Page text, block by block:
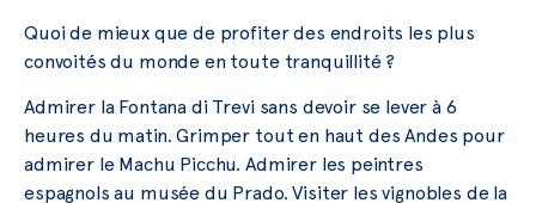
Quoi de mieux que de profiter des endroits les plus
convoités du monde en toute tranquillité ?
Admirer la Fontana di Trevi sans devoir se lever à 6
heures du matin. Grimper tout en haut des Andes pour
admirer le Machu Picchu. Admirer les peintres
espagnols au musée du Prado. Visiter les vignobles de la